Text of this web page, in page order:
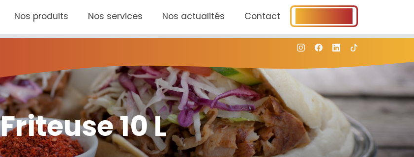
Nos produits Nos services Nos actualités Contact
Friteuse 10 L